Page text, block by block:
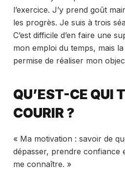
l’exercice. J’y prend goût
les progrès. Je suis à trois
C’est difficile d’en faire une
mon emploi du temps, mais
permise de réaliser mon
QU’EST-CE QUI
COURIR ?
« Ma motivation : savoir de
dépasser, prendre confiance
me connaître. »